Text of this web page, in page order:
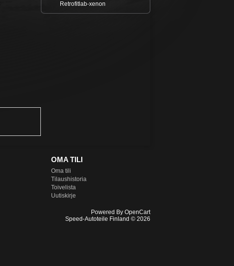
Retrofitlab-xenon
OMA TILI
Oma tili
Tilaushistoria
Toivelista
Uutiskirje
Powered By OpenCart
Speed-Autoteile Finland © 2026